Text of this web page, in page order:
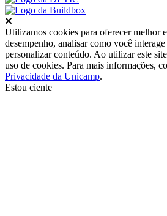
Utilizamos cookies para oferecer melhor
desempenho, analisar como você
personalizar conteúdo. Ao utilizar este
uso de cookies. Para mais informações,
Privacidade da Unicamp.
Estou ciente